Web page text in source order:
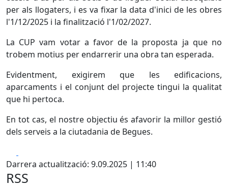
per als llogaters, i es va fixar la data d'inici de les obres
l'1/12/2025 i la finalització l'1/02/2027.
La CUP vam votar a favor de la proposta ja que no
trobem motius per endarrerir una obra tan esperada.
Evidentment, exigirem que les edificacions,
aparcaments i el conjunt del projecte tingui la qualitat
que hi pertoca.
En tot cas, el nostre objectiu és afavorir la millor gestió
dels serveis a la ciutadania de Begues.
Darrera actualització: 9.09.2025 | 11:40
RSS